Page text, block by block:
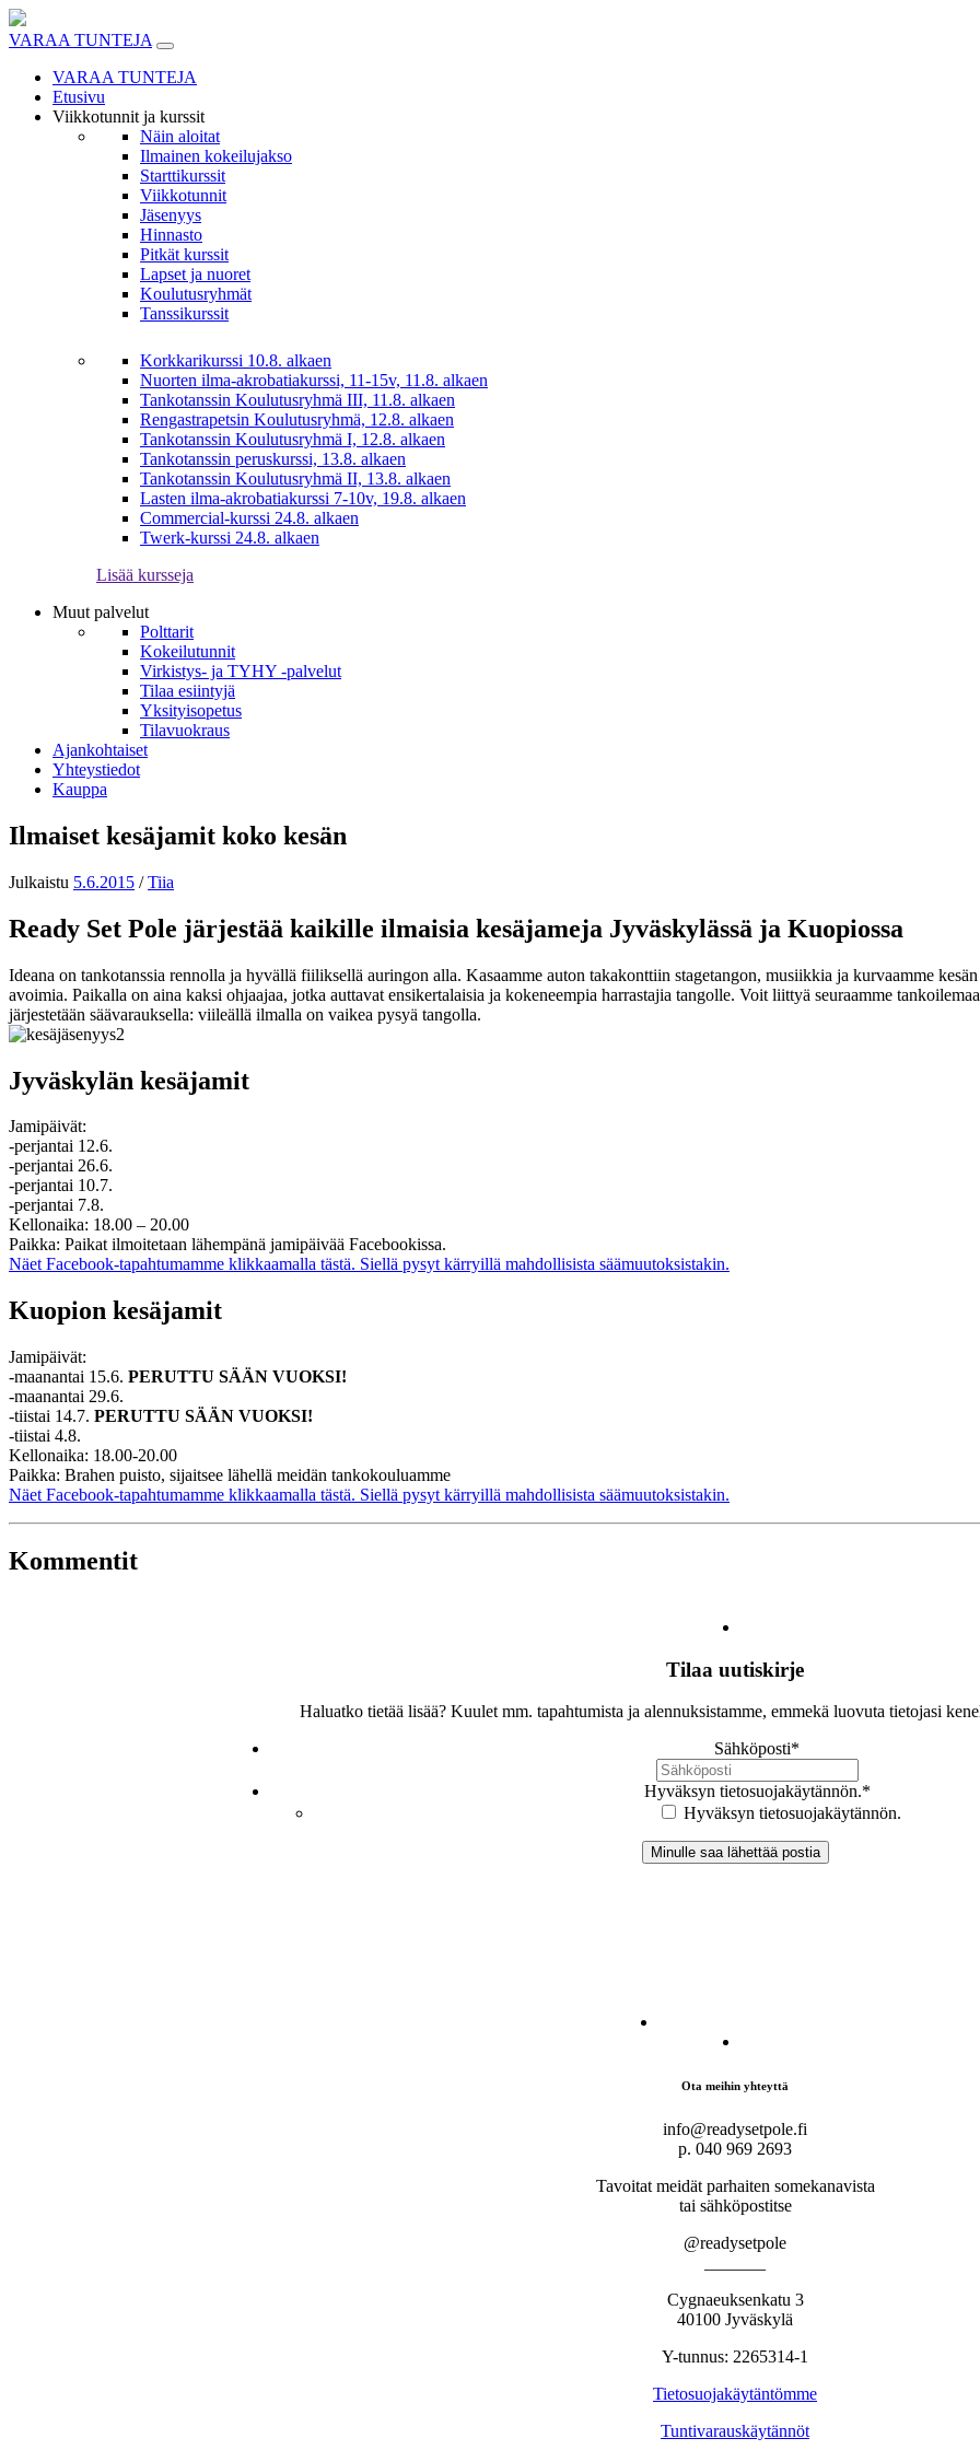
Skip
to
VARAA TUNTEJA
VARAA TUNTEJA
Etusivu
Viikkotunnit ja kurssit
Näin aloitat
Ilmainen kokeilujakso
Starttikurssit
Viikkotunnit
Jäsenyys
Hinnasto
Pitkät kurssit
Lapset ja nuoret
Koulutusryhmät
Tanssikurssit
Korkkarikurssi 10.8. alkaen
Nuorten ilma-akrobatiakurssi, 11-15v, 11.8. alkaen
Tankotanssin Koulutusryhmä III, 11.8. alkaen
Rengastrapetsin Koulutusryhmä, 12.8. alkaen
Tankotanssin Koulutusryhmä I, 12.8. alkaen
Tankotanssin peruskurssi, 13.8. alkaen
Tankotanssin Koulutusryhmä II, 13.8. alkaen
Lasten ilma-akrobatiakurssi 7-10v, 19.8. alkaen
Commercial-kurssi 24.8. alkaen
Twerk-kurssi 24.8. alkaen
Lisää kursseja
Muut palvelut
Polttarit
Kokeilutunnit
Virkistys- ja TYHY -palvelut
Tilaa esiintyjä
Yksityisopetus
Tilavuokraus
Ajankohtaiset
Yhteystiedot
Kauppa
Ilmaiset kesäjamit koko kesän
Julkaistu 5.6.2015 /Tiia
Ready Set Pole järjestää kaikille ilmaisia kesäjameja Jyväskylässä ja Kuopiossa
Ideana on tankotanssia rennolla ja hyvällä fiiliksellä auringon alla. Kasaamme auton takakonttiin stagetangon, musiikkia ja kurvaamme
avoimia. Paikalla on aina kaksi ohjaajaa, jotka auttavat ensikertalaisia ja kokeneempia harrastajia tangolle. Voit liittyä seuraamme
järjestetään säävarauksella: viileällä ilmalla on vaikea pysyä tangolla.
Jyväskylän kesäjamit
Jamipäivät:
-perjantai 12.6.
-perjantai 26.6.
-perjantai 10.7.
-perjantai 7.8.
Kellonaika: 18.00 – 20.00
Paikka: Paikat ilmoitetaan lähempänä jamipäivää Facebookissa.
Näet Facebook-tapahtumamme klikkaamalla tästä. Siellä pysyt kärryillä mahdollisista säämuutoksistakin.
Kuopion kesäjamit
Jamipäivät:
-maanantai 15.6. PERUTTU SÄÄN VUOKSI!
-maanantai 29.6.
-tiistai 14.7. PERUTTU SÄÄN VUOKSI!
-tiistai 4.8.
Kellonaika: 18.00-20.00
Paikka: Brahen puisto, sijaitsee lähellä meidän tankokouluamme
Näet Facebook-tapahtumamme klikkaamalla tästä. Siellä pysyt kärryillä mahdollisista säämuutoksistakin.
Kommentit
Tilaa uutiskirje
Haluatko tietää lisää? Kuulet mm. tapahtumista ja alennuksistamme, emmekä luovuta tietojasi
Sähköposti*
Hyväksyn tietosuojakäytännön.*
Hyväksyn tietosuojakäytännön.
Ota meihin yhteyttä
info@readysetpole.fi
p. 040 969 2693
Tavoitat meidät parhaiten somekanavista
tai sähköpostitse
@readysetpole
Cygnaeuksenkatu 3
40100 Jyväskylä
Y-tunnus: 2265314-1
Tietosuojakäytäntömme
Tuntivarauskäytännöt